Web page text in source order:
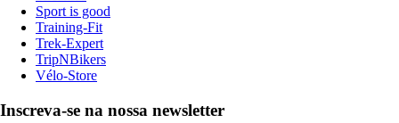
Sport is good
Training-Fit
Trek-Expert
TripNBikers
Vélo-Store
Inscreva-se na nossa newsletter